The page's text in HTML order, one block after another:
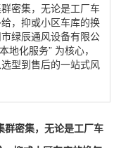
密集，无论是工厂车
，抑或小区车库的换
绿辰通风设备有限公
地化服务” 为核心，
型到售后的一站式风
密集，无论是工厂车